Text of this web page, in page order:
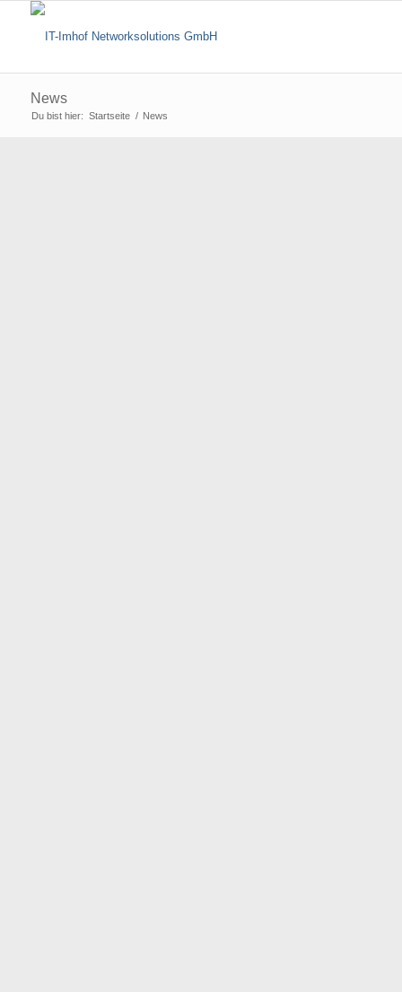
News
Du bist hier: Startseite / News